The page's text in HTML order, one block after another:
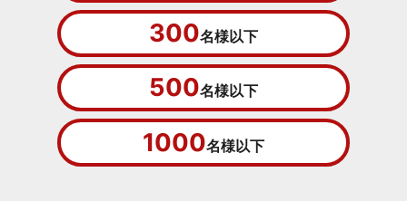
300名様以下
500名様以下
1000名様以下